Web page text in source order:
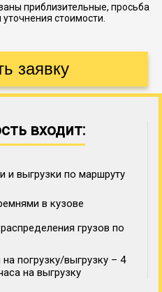
приблизительные, просьба
стоимости.
входит:
и выгрузки по маршруту
в кузове
грузов по
погрузку/выгрузку – 4
на выгрузку